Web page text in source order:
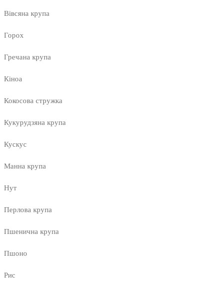
Вівсяна крупа
Горох
Гречана крупа
Кіноа
Кокосова стружка
Кукурудзяна крупа
Кускус
Манна крупа
Нут
Перлова крупа
Пшенична крупа
Пшоно
Рис